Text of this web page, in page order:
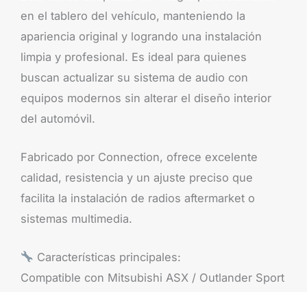
en el tablero del vehículo, manteniendo la
apariencia original y logrando una instalación
limpia y profesional. Es ideal para quienes
buscan actualizar su sistema de audio con
equipos modernos sin alterar el diseño interior
del automóvil.
Fabricado por Connection, ofrece excelente
calidad, resistencia y un ajuste preciso que
facilita la instalación de radios aftermarket o
sistemas multimedia.
Características principales:
Compatible con Mitsubishi ASX / Outlander Sport